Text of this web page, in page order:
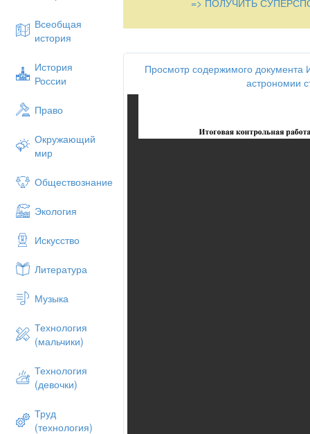
Всеобщая
история
История
России
Право
Окружающий
мир
Обществознание
Экология
Искусство
Литература
Музыка
Технология
(мальчики)
Технология
(девочки)
Труд
(технология)
Просмотр содержимого документа
астрономии